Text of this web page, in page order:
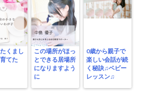
くまし
てた
この場所がほっ
とできる居場所
になりますよう
に
0歳から親子で
楽しい会話が続
く秘訣♫ベビー
レッスン♫